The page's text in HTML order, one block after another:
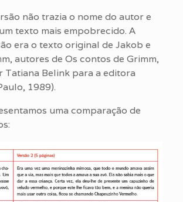
não trazia o nome do autor e
texto mais empobrecido. A
era o texto original de Jakob e
autores de Os contos de Grimm,
Tatiana Belink para a editora
1989).
uma comparação de